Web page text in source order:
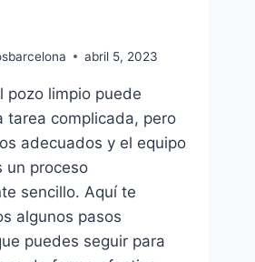
abril 5, 2023
pozo limpio puede
tarea complicada, pero
adecuados y el equipo
un proceso
sencillo. Aquí te
algunos pasos
puedes seguir para